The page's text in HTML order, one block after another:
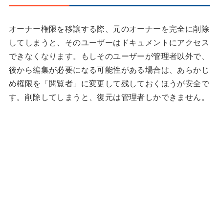
オーナー権限を移譲する際、元のオーナーを完全に削除
してしまうと、そのユーザーはドキュメントにアクセス
できなくなります。もしそのユーザーが管理者以外で、
後から編集が必要になる可能性がある場合は、あらかじ
め権限を「閲覧者」に変更して残しておくほうが安全で
す。削除してしまうと、復元は管理者しかできません。